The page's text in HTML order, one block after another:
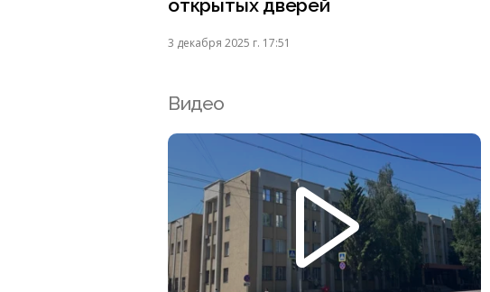
открытых дверей
3 декабря 2025 г. 17:51
Видео